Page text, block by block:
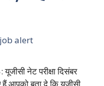
alert
नेट परीक्षा दिसंबर
हैं आपको बता दे कि यूजीसी